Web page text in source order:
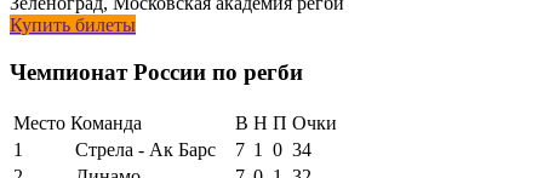
Купить билеты
Чемпионат России по регби
Место Команда В Н П Очки
1
Стрела - Ак Барс 7 1 0 34